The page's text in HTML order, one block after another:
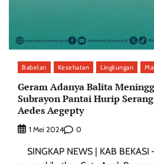
Babelan Kesehatan Lingkungan
Geram Adanya Balita
Subrayon Pantai Hurip
Aedes Aegepty
1 Mei 2024 0
SINGKAP NEWS | KAB BEKASI